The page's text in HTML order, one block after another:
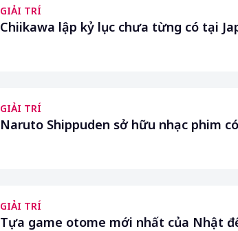
GIẢI TRÍ
Chiikawa lập kỷ lục chưa từng có tại
GIẢI TRÍ
Naruto Shippuden sở hữu nhạc phim
GIẢI TRÍ
Tựa game otome mới nhất của Nhật